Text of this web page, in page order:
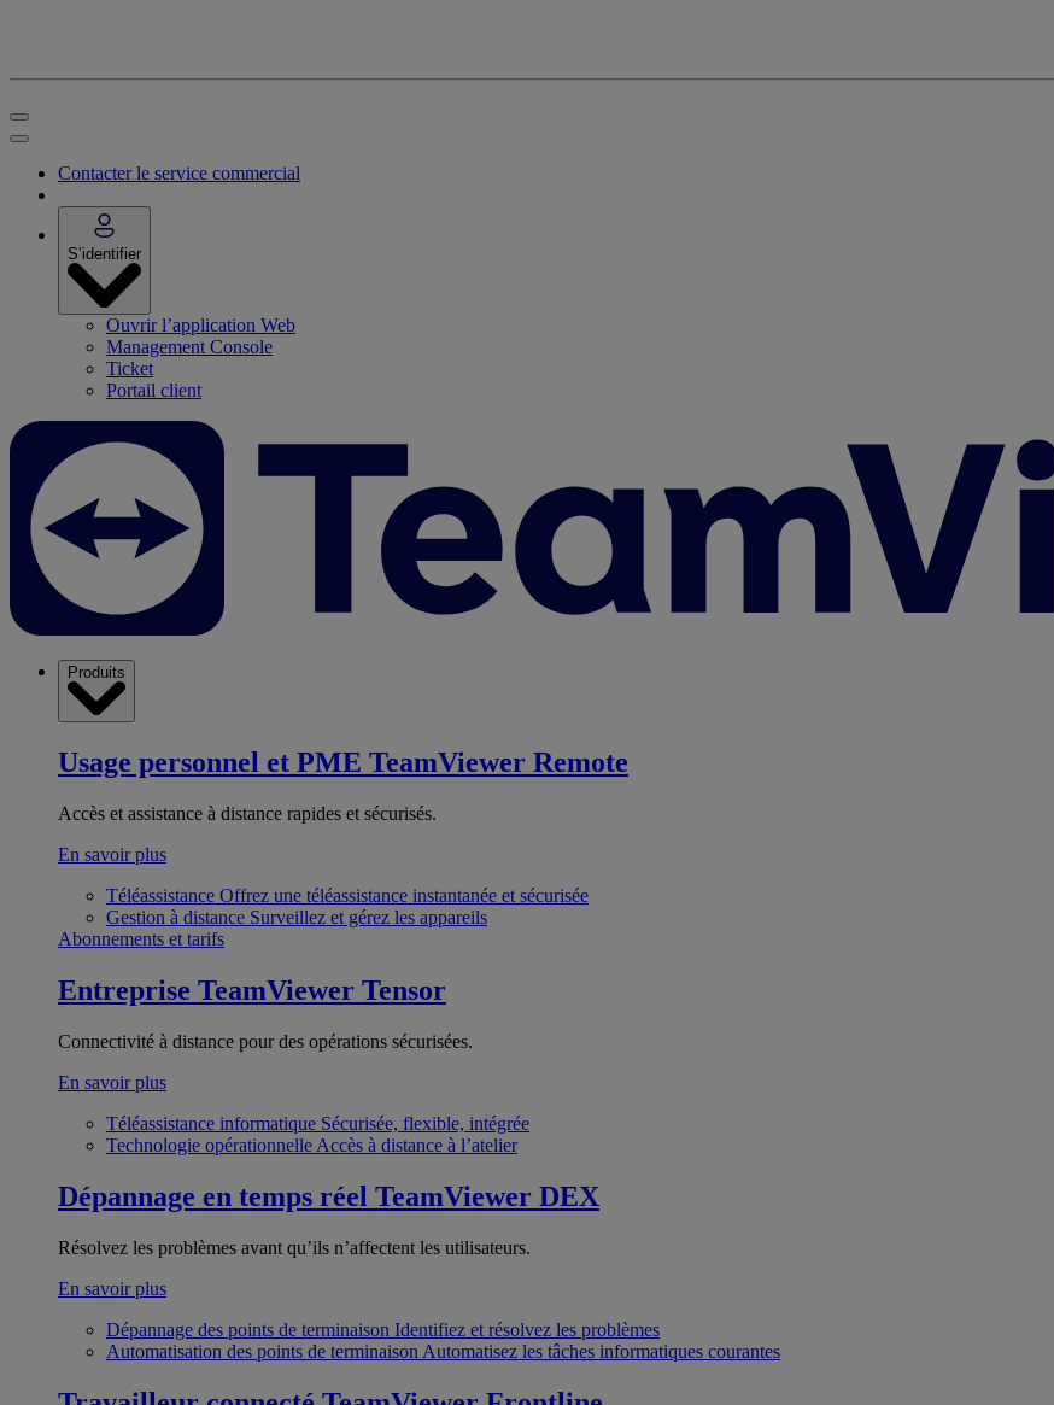
Contacter le service commercial
S’identifier
Ouvrir l’application Web
Management Console
Ticket
Portail client
Produits
Usage personnel et PME TeamViewer Remote
Accès et assistance à distance rapides et sécurisés.
En savoir plus
Téléassistance Offrez une téléassistance instantanée et sécurisée
Gestion à distance Surveillez et gérez les appareils
Abonnements et tarifs
Entreprise TeamViewer Tensor
Connectivité à distance pour des opérations sécurisées.
En savoir plus
Téléassistance informatique Sécurisée, flexible, intégrée
Technologie opérationnelle Accès à distance à l’atelier
Dépannage en temps réel TeamViewer DEX
Résolvez les problèmes avant qu’ils n’affectent les utilisateurs.
En savoir plus
Dépannage des points de terminaison Identifiez et résolvez les problèmes
Automatisation des points de terminaison Automatisez les tâches informatiques courantes